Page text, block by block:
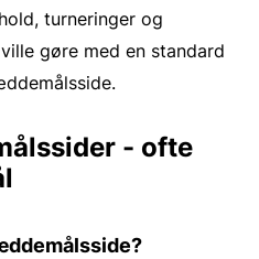
turneringer og
gøre med en standard